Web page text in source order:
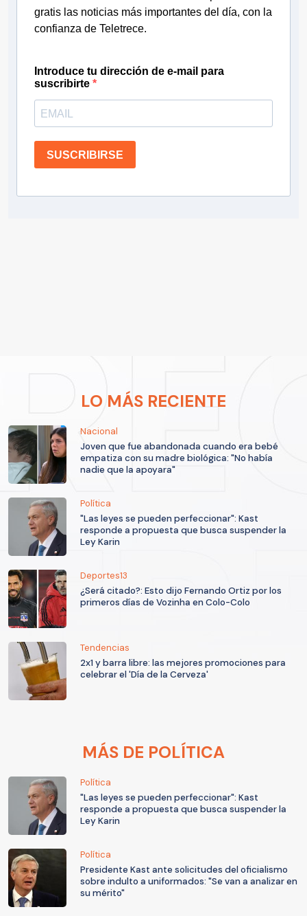
gratis las noticias más importantes del día, con la
confianza de Teletrece.
Introduce tu dirección de e-mail para
suscribirte
SUSCRIBIRSE
LO MÁS RECIENTE
Nacional
Joven que fue abandonada cuando era bebé
empatiza con su madre biológica: "No había
nadie que la apoyara"
Política
"Las leyes se pueden perfeccionar": Kast
responde a propuesta que busca suspender la
Ley Karin
Deportes13
¿Será citado?: Esto dijo Fernando Ortiz por los
primeros días de Vozinha en Colo-Colo
Tendencias
2x1 y barra libre: las mejores promociones para
celebrar el 'Día de la Cerveza'
MÁS DE POLÍTICA
Política
"Las leyes se pueden perfeccionar": Kast
responde a propuesta que busca suspender la
Ley Karin
Política
Presidente Kast ante solicitudes del oficialismo
sobre indulto a uniformados: "Se van a analizar en
su mérito"